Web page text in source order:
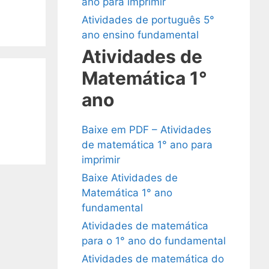
Atividades de português 5°
ano ensino fundamental
Atividades de
Matemática 1°
ano
Baixe em PDF – Atividades
de matemática 1° ano para
imprimir
Baixe Atividades de
Matemática 1° ano
fundamental
Atividades de matemática
para o 1° ano do fundamental
Atividades de matemática do